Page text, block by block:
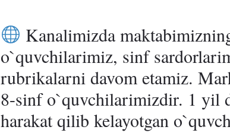
Kanalimizda
o`quvchilarimiz, sinf
rubrikalarni davom etamiz.
8-sinf o`quvchilarimizdir. 1 yil
harakat qilib kelayotgan